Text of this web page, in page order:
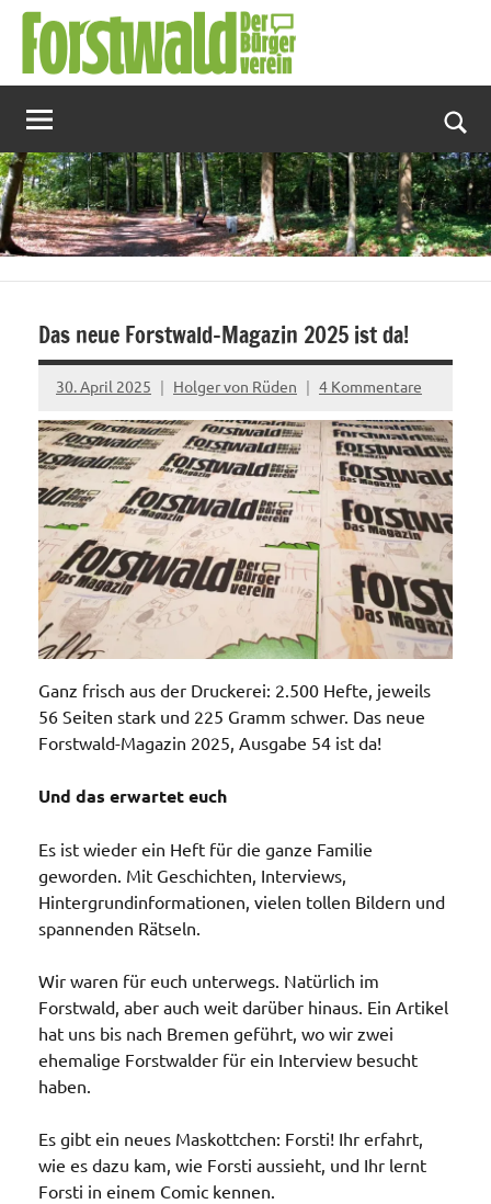
Zum
Inhalt
springen
Das neue Forstwald-Magazin 2025 ist da!
30. April 2025 Holger von Rüden 4 Kommentare
Ganz frisch aus der Druckerei: 2.500 Hefte, jeweils
56 Seiten stark und 225 Gramm schwer. Das neue
Forstwald-Magazin 2025, Ausgabe 54 ist da!
Und das erwartet euch
Es ist wieder ein Heft für die ganze Familie
geworden. Mit Geschichten, Interviews,
Hintergrundinformationen, vielen tollen Bildern und
spannenden Rätseln.
Wir waren für euch unterwegs. Natürlich im
Forstwald, aber auch weit darüber hinaus. Ein Artikel
hat uns bis nach Bremen geführt, wo wir zwei
ehemalige Forstwalder für ein Interview besucht
haben.
Es gibt ein neues Maskottchen: Forsti! Ihr erfahrt,
wie es dazu kam, wie Forsti aussieht, und Ihr lernt
Forsti in einem Comic kennen.